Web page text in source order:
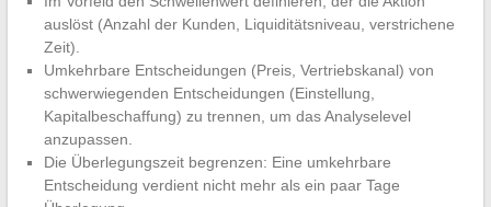
auslöst (Anzahl der Kunden, Liquiditätsniveau, verstrichene
Zeit).
Umkehrbare Entscheidungen (Preis, Vertriebskanal) von
schwerwiegenden Entscheidungen (Einstellung,
Kapitalbeschaffung) zu trennen, um das Analyselevel
anzupassen.
Die Überlegungszeit begrenzen: Eine umkehrbare
Entscheidung verdient nicht mehr als ein paar Tage